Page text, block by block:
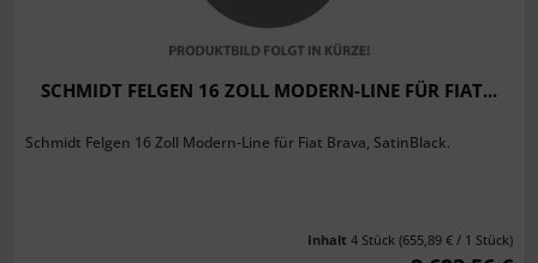
SCHMIDT FELGEN 16 ZOLL MODERN-LINE FÜR FIAT...
Schmidt Felgen 16 Zoll Modern-Line für Fiat Brava, SatinBlack.
Inhalt 4 Stück (655,89 € / 1 Stück)